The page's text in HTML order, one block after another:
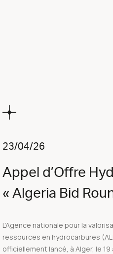
23/04/26
Appel d’Offre
« Algeria Bid
L’Agence nationale pour la
ressources en hydrocarbures
officiellement lancé, à Alger, le 19